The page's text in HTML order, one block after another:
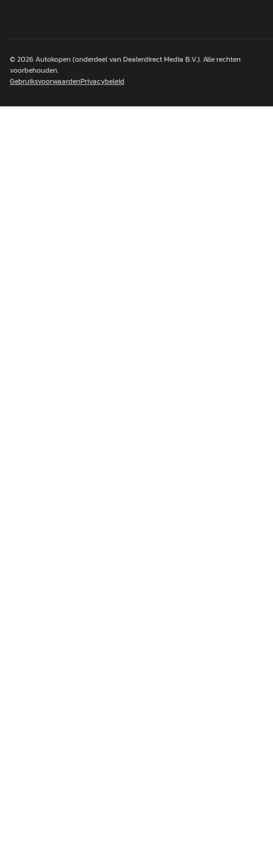
© 2026Autokopen(onderdeel van Dealerdirect Media B.V.). Alle rechten
voorbehouden.
GebruiksvoorwaardenPrivacybeleid